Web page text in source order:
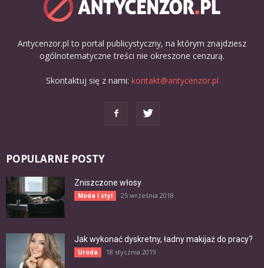
Antycenzor.pl to portal publicystyczny, na którym znajdziesz
ogólnotematyczne treści nie okreszone cenzurą.
Skontaktuj się z nami: kontakt@antycenzor.pl
POPULARNE POSTY
Zniszczone włosy
Moda i styl 25 września 2018
Jak wykonać dyskretny, ładny makijaż do pracy?
Uroda 18 stycznia 2019